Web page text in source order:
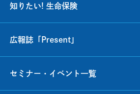
知りたい! 生命保険
広報誌「Present」
セミナー・イベント一覧